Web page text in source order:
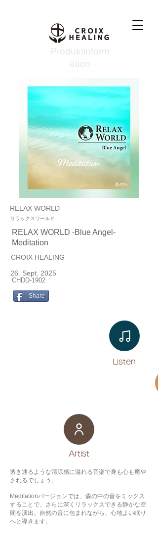
Produktinform
ation
RELAX WORLD
リラックスワールド
RELAX WORLD -Blue Angel-
Meditation
CROIX HEALING
26. Sept. 2025
CHDD-1902
Share
Listen​
​Artist
透き通るような清涼感に溢れる音楽で身も心も癒や
されるでしょう。
Meditationバージョンでは、森の中の音をミックス
することで、さらに深くリラックスできる静かな空
間を演出。自然の音に包まれながら、心地よい眠り
へと導きます。